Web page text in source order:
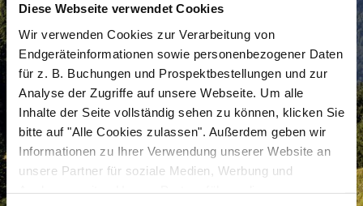
Diese Webseite verwendet Cookies
Wir verwenden Cookies zur Verarbeitung von
Endgeräteinformationen sowie personenbezogener Daten
für z. B. Buchungen und Prospektbestellungen und zur
Analyse der Zugriffe auf unsere Webseite. Um alle
Inhalte der Seite vollständig sehen zu können, klicken Sie
bitte auf "Alle Cookies zulassen". Außerdem geben wir
Informationen zu Ihrer Verwendung unserer Website an
unsere Partner für soziale Medien, Werbung und